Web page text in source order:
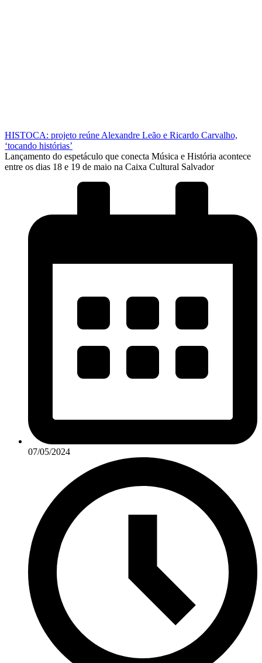
HISTOCA: projeto reúne Alexandre Leão e Ricardo Carvalho,
‘tocando histórias’
Lançamento do espetáculo que conecta Música e História acontece
entre os dias 18 e 19 de maio na Caixa Cultural Salvador
07/05/2024